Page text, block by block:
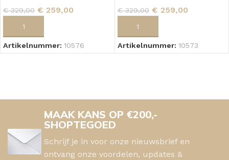
€329,00 € 259,00
Artikelnummer: 10576
€329,00 € 259,00
Artikelnummer: 10573
MAAK KANS OP €200,-
SHOPTEGOED
Schrijf je in voor onze nieuwsbrief en
ontvang onze voordelen, updates &